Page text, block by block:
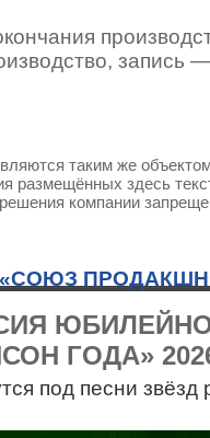
запись
таким же
размещённых здесь
компании
ГОДА»
под песни звёзд